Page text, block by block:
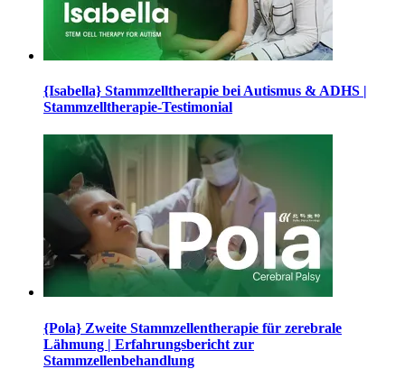
{Isabella} Stammzelltherapie bei Autismus & ADHS |
Stammzelltherapie-Testimonial
{Pola} Zweite Stammzellentherapie für zerebrale
Lähmung | Erfahrungsbericht zur
Stammzellenbehandlung